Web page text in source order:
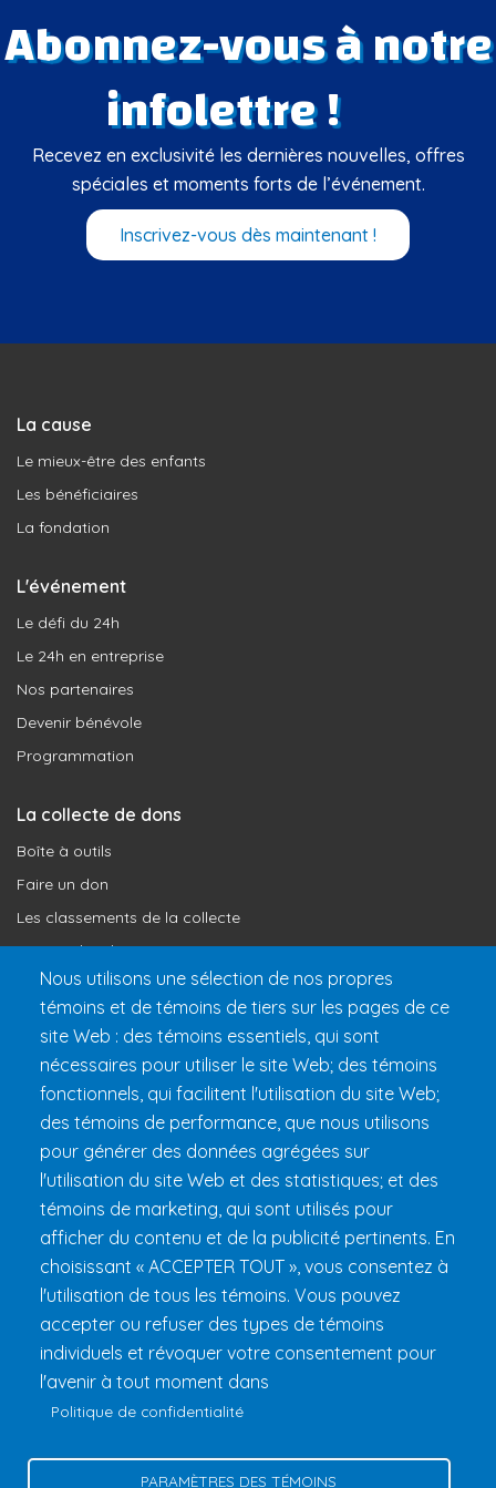
Abonnez-vous à notre
infolettre !
Recevez en exclusivité les dernières nouvelles, offres
spéciales et moments forts de l’événement.
Inscrivez-vous dès maintenant !
La cause
Le mieux-être des enfants
Les bénéficiaires
La fondation
L'événement
Le défi du 24h
Le 24h en entreprise
Nos partenaires
Devenir bénévole
Programmation
La collecte de dons
Boîte à outils
Faire un don
Les classements de la collecte
Où vont les dons
Le programme de reconnaissance
Préparer son 24h
Informations pratiques
FAQ et règlements
Fondation 24h Tremblant 1000 chemin des Voyageurs, Mont-
Tremblant (Québec) Canada J8E 1T1
7484
Politique de confidentialité
Nous utilisons une sélection de nos propres
témoins et de témoins de tiers sur les pages de ce
site Web : des témoins essentiels, qui sont
nécessaires pour utiliser le site Web; des témoins
fonctionnels, qui facilitent l'utilisation du site Web;
des témoins de performance, que nous utilisons
pour générer des données agrégées sur
l'utilisation du site Web et des statistiques; et des
témoins de marketing, qui sont utilisés pour
afficher du contenu et de la publicité pertinents. En
choisissant « ACCEPTER TOUT », vous consentez à
l'utilisation de tous les témoins. Vous pouvez
accepter ou refuser des types de témoins
individuels et révoquer votre consentement pour
l'avenir à tout moment dans
Politique de confidentialité
PARAMÈTRES DES TÉMOINS